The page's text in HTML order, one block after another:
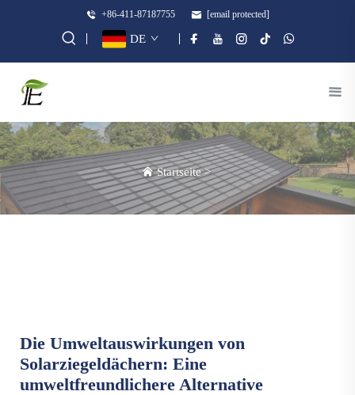
+86-411-87187755 [email protected]
DE
Startseite>
Die Umweltauswirkungen von
Solarziegeldächern: Eine
umweltfreundlichere Alternative